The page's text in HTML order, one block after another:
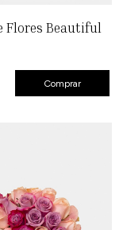
Flores Beautiful
Comprar